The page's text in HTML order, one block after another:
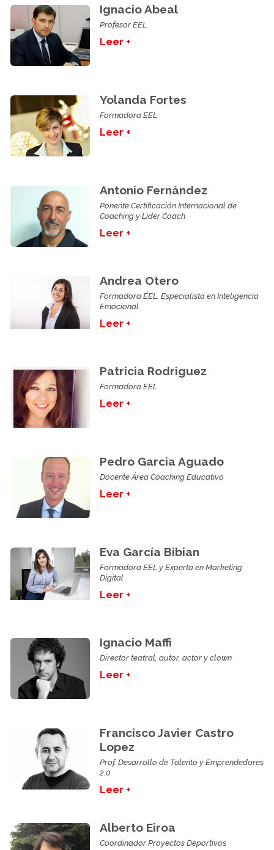
Ignacio Abeal
Profesor EEL
Leer +
Yolanda Fortes
Formadora EEL
Leer +
Antonio Fernández
Ponente Certificación Internacional de
Coaching y Líder Coach
Leer +
Andrea Otero
Formadora EEL. Especialista en Inteligencia
Emocional
Leer +
Patricia Rodriguez
Formadora EEL
Leer +
Pedro Garcia Aguado
Docente Área Coaching Educativo
Leer +
Eva García Bibian
Formadora EEL y Experta en Marketing
Digital
Leer +
Ignacio Maffi
Director teatral, autor, actor y clown
Leer +
Francisco Javier Castro
Lopez
Prof. Desarrollo de Talento y Emprendedores
2.0
Leer +
Alberto Eiroa
Coordinador Proyectos Deportivos